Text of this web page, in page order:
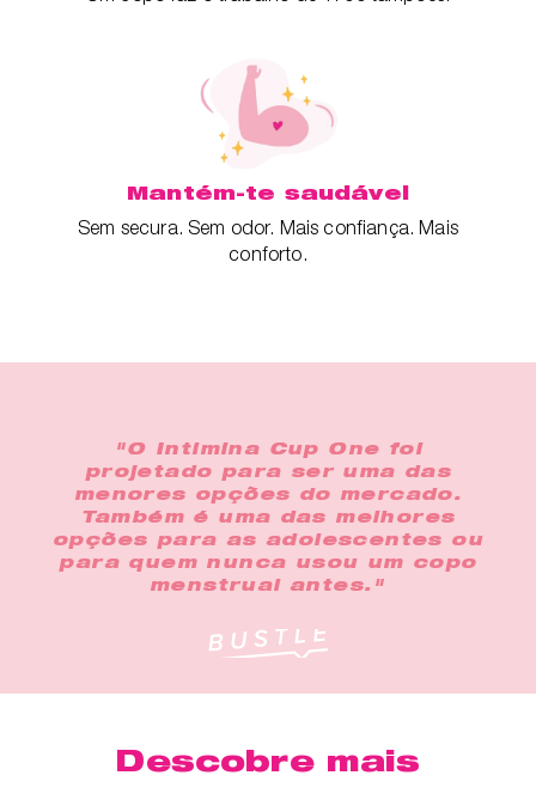
Mantém-te saudável
Sem secura. Sem odor. Mais confiança. Mais
conforto.
"O Intimina Cup One foi
projetado para ser uma das
menores opções do mercado.
Também é uma das melhores
opções para as adolescentes ou
para quem nunca usou um copo
menstrual antes."
Descobre mais